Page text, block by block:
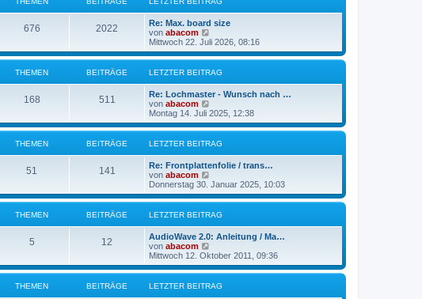
a
g
e
i
t
r
a
g
r
e
i
r
a
g
676 2022
Re: Max. board size
von abacom
e
u
e
s
r
e
i
r
a
g
Mittwoch 22. Juli 2026, 08:16
THEMEN BEITRÄGE LETZTER BEITRAG
168 511
Re: Lochmaster - Wunsch nach …
von abacom
e
u
e
s
r
e
i
r
a
g
Montag 14. Juli 2025, 12:38
THEMEN BEITRÄGE LETZTER BEITRAG
51 141
Re: Frontplattenfolie / trans…
von abacom
e
u
e
s
r
e
i
r
Donnerstag 30. Januar 2025, 10:03
THEMEN BEITRÄGE LETZTER BEITRAG
5 12
AudioWave 2.0: Anleitung / Ma…
von abacom
e
u
e
s
Mittwoch 12. Oktober 2011, 09:36
THEMEN BEITRÄGE LETZTER BEITRAG